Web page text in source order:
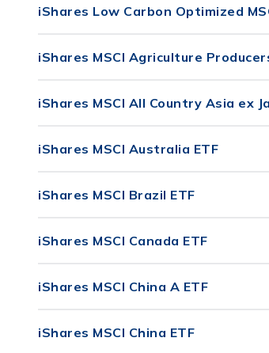
iShares Low Carbon Optimized
iShares MSCI Agriculture
iShares MSCI All Country Asia ex
iShares MSCI Australia ETF
iShares MSCI Brazil ETF
iShares MSCI Canada ETF
iShares MSCI China A ETF
iShares MSCI China ETF